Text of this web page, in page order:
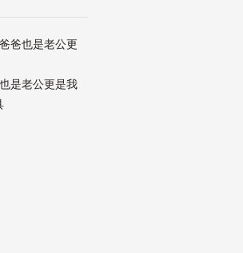
爸也是老公更
是老公更是我